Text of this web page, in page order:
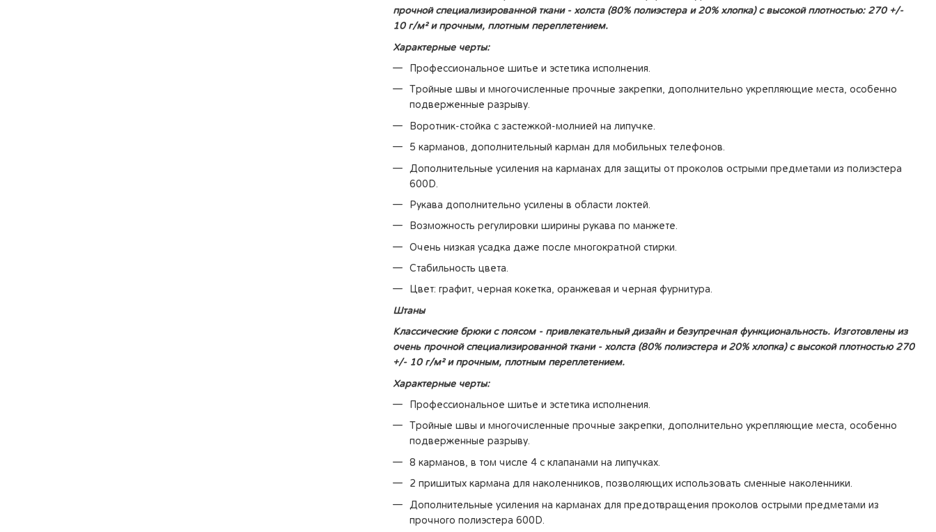
прочной специализированной ткани - холста (80% полиэстера и 20% хлопка) с высокой плотностью: 270 +/-
10 г/м² и прочным, плотным переплетением.
Характерные черты:
Профессиональное шитье и эстетика исполнения.
Тройные швы и многочисленные прочные закрепки, дополнительно укрепляющие места, особенно
подверженные разрыву.
Воротник-стойка с застежкой-молнией на липучке.
5 карманов, дополнительный карман для мобильных телефонов.
Дополнительные усиления на карманах для защиты от проколов острыми предметами из полиэстера
600D.
Рукава дополнительно усилены в области локтей.
Возможность регулировки ширины рукава по манжете.
Очень низкая усадка даже после многократной стирки.
Стабильность цвета.
Цвет: графит, черная кокетка, оранжевая и черная фурнитура.
Штаны
Классические брюки с поясом - привлекательный дизайн и безупречная функциональность. Изготовлены из
очень прочной специализированной ткани - холста (80% полиэстера и 20% хлопка) с высокой плотностью 270
+/- 10 г/м² и прочным, плотным переплетением.
Характерные черты:
Профессиональное шитье и эстетика исполнения.
Тройные швы и многочисленные прочные закрепки, дополнительно укрепляющие места, особенно
подверженные разрыву.
8 карманов, в том числе 4 с клапанами на липучках.
2 пришитых кармана для наколенников, позволяющих использовать сменные наколенники.
Дополнительные усиления на карманах для предотвращения проколов острыми предметами из
прочного полиэстера 600D.